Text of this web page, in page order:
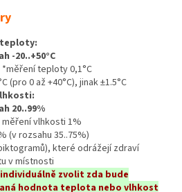
-20..+50°C
teploty 0,1°C
(pro 0 až +40°C), jinak ±1.5°C
20..99%
vlhkosti 1%
(v rozsahu 35..75%)
které odrážejí zdraví
v místnosti
zvolit zda bude
hodnota teplota nebo vlhkost